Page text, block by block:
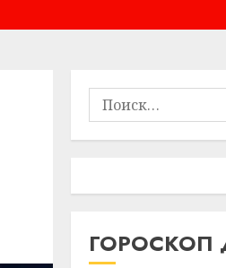
Найти:
ГОРОСКОП